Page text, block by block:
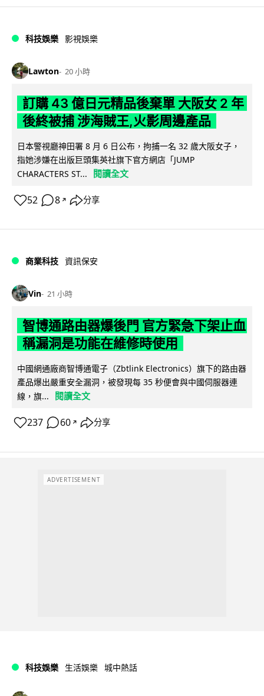
科技娛樂 影視娛樂
Lawton 20 小時
訂購 43 億日元精品後棄單 大阪女 2 年
後終被捕 涉海賊王,火影周邊產品
日本警視廳神田署 8 月 6 日公布，拘捕一名 32 歲大阪女子，
指她涉嫌在出版巨頭集英社旗下官方網店「JUMP
CHARACTERS ST...
閱讀全文
52 8 ↗ 分享
商業科技 資訊保安
Vin 21 小時
智博通路由器爆後門 官方緊急下架止血
稱漏洞是功能在維修時使用
中國網通廠商智博通電子（Zbtlink Electronics）旗下的路由器
產品爆出嚴重安全漏洞，被發現每 35 秒便會與中國伺服器連
線，旗...
閱讀全文
237 60 ↗ 分享
ADVERTISEMENT
科技娛樂 生活娛樂 城中熱話